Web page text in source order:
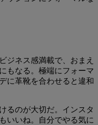
ジネス感満載で、おまえ
もなる。極端にフォーマ
に革靴を合わせると違和
るのが大切だ。インスタ
いいね。自分でやる気に